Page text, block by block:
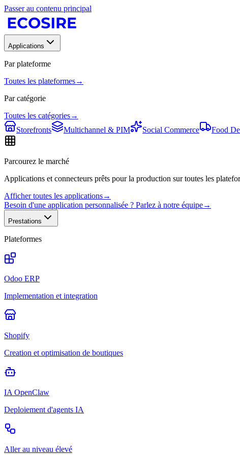
Passer au contenu principal
Applications
Par plateforme
Toutes les plateformes→
Par catégorie
Toutes les catégories→
Storefronts
Multichannel & PIM Social Commerce Food
Parcourez le marché
Applications et connecteurs prêts pour la production sur toutes les
Afficher toutes les applications→
Besoin d'une application personnalisée ? Parlez à notre équipe→
Prestations
Plateformes
Odoo ERP
Implementation et integration
Shopify
Creation et optimisation de boutiques
IA OpenClaw
Deploiement d'agents IA
Aller au niveau élevé